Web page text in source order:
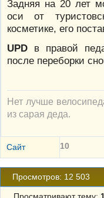
Задняя на 20 лет
оси от
косметике, его
UPD в правой
после переборки
Нет лучше
из сарая деда.
Сайт 10
Просмотров: 12 503
Просматривают тему: